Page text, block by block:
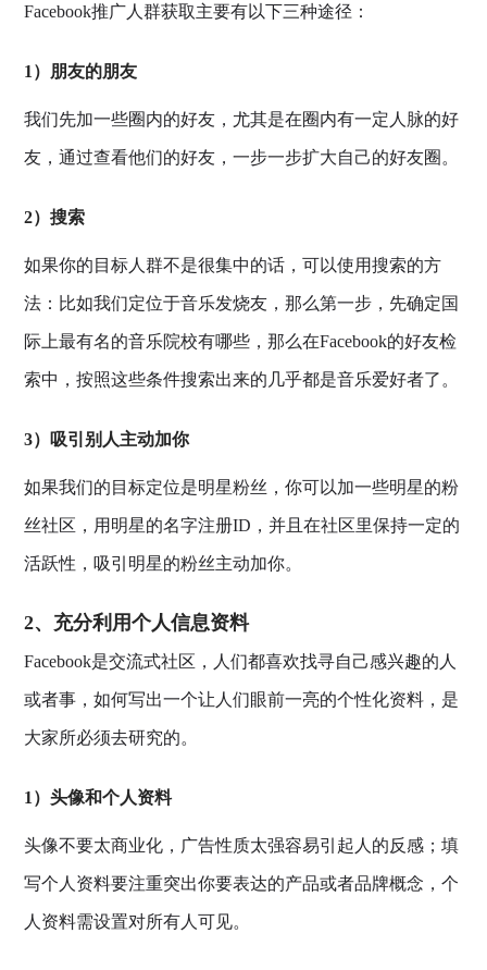
Facebook推广人群获取主要有以下三种途径：
1）朋友的朋友
我们先加一些圈内的好友，尤其是在圈内有一定人脉的好
友，通过查看他们的好友，一步一步扩大自己的好友圈。
2）搜索
如果你的目标人群不是很集中的话，可以使用搜索的方
法：比如我们定位于音乐发烧友，那么第一步，先确定国
际上最有名的音乐院校有哪些，那么在Facebook的好友检
索中，按照这些条件搜索出来的几乎都是音乐爱好者了。
3）吸引别人主动加你
如果我们的目标定位是明星粉丝，你可以加一些明星的粉
丝社区，用明星的名字注册ID，并且在社区里保持一定的
活跃性，吸引明星的粉丝主动加你。
2、充分利用个人信息资料
Facebook是交流式社区，人们都喜欢找寻自己感兴趣的人
或者事，如何写出一个让人们眼前一亮的个性化资料，是
大家所必须去研究的。
1）头像和个人资料
头像不要太商业化，广告性质太强容易引起人的反感；填
写个人资料要注重突出你要表达的产品或者品牌概念，个
人资料需设置对所有人可见。